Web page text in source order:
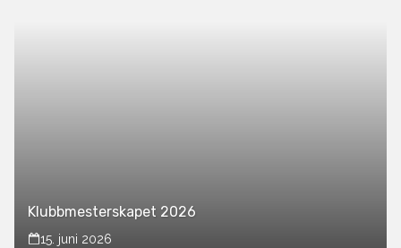
Klubbmesterskapet 2026
15. juni 2026